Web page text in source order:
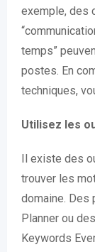
exemple, des
temps”
postes. En
techniques,
Utilisez les
Il existe des
trouver les
domaine. Des
Planner ou
Keywords